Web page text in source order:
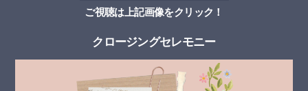
ご視聴は上記画像をクリック！
クロージングセレモニー